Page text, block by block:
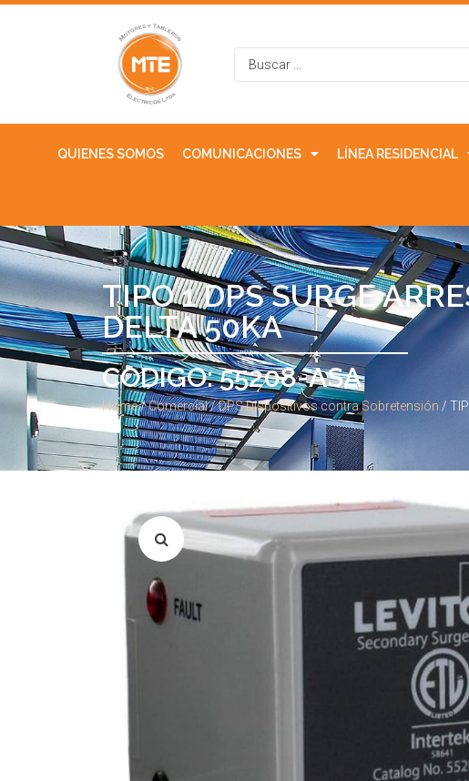
QUIENES SOMOS COMUNICACIONES LÍNEA RESIDENCIAL
TIPO 1 DPS SURGE
DELTA 50KA
CODIGO: 55208-ASA
Home/Comercial/DPS Dispositivos contra Sobretensión /